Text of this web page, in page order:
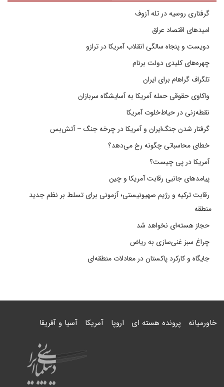
گرفتاری روسیه در تله آزوف
امیدهای اقتصاد عراق
دویست و پنجاه سالگی انقلاب آمریکا در ترازو
چهره‌های کلیدی دولت برنام
تلگراف گراهام برای ایران
واکاوی حقوقی حمله آمریکا به آسایشگاه سربازان
نقطه‌زنی در حیاط‌خلوت آمریکا
گرفتار شدن جنگ‌ایران و آمریکا در چرخه جنگ – آتش‌بس
خطای محاسباتی چگونه رخ می‌دهد؟
آمریکا در پی چیست؟
پیامدهای جانبی رقابت آمریکا و چین
رقابت ترکیه و رژیم صهیونیستی؛ آزمونی برای تسلط بر نظم جدید
منطقه
حجاز هسته‌ای نخواهد شد
چراغ سبز غنی‌سازی به ریاض
جایگاه و کارکرد پاکستان در معادلات منطقه‌ای
خاورمیانه پرونده هسته ای اروپا آمریکا آسیا و آفریقا